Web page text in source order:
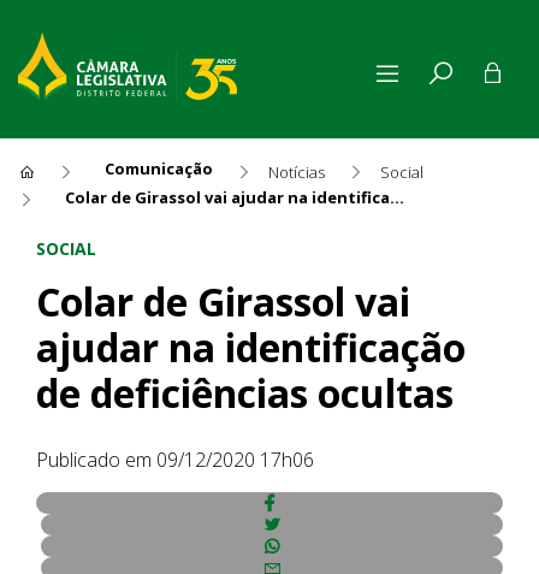
Comunicação Notícias
Social
Colar de Girassol vai ajudar na identificação de deficiências ocultas
Colar de Girassol vai ajudar
SOCIAL
Colar de Girassol vai
ajudar na identificação
de deficiências ocultas
Publicado em 09/12/2020 17h06